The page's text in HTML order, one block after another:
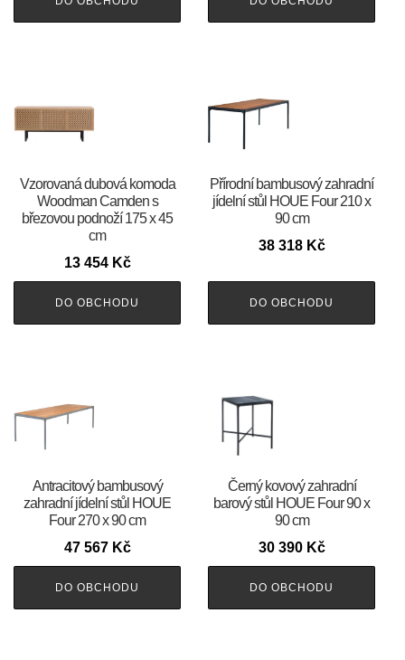
Vzorovaná dubová komoda
Woodman Camden s
březovou podnoží 175 x 45
cm
13 454 Kč
DO OBCHODU
Přírodní bambusový zahradní
jídelní stůl HOUE Four 210 x
90 cm
38 318 Kč
DO OBCHODU
Antracitový bambusový
zahradní jídelní stůl HOUE
Four 270 x 90 cm
47 567 Kč
DO OBCHODU
Černý kovový zahradní
barový stůl HOUE Four 90 x
90 cm
30 390 Kč
DO OBCHODU